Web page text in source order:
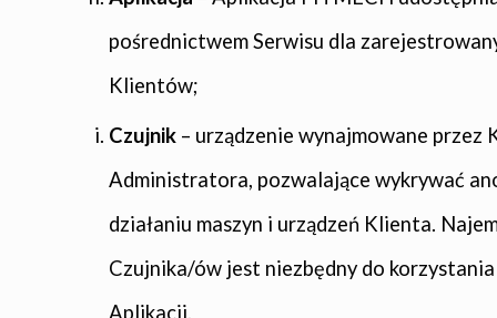
pośrednictwem Serwisu dla
Klientów;
Czujnik– urządzenie wynajmowane przez
Administratora, pozwalające wykrywać
działaniu maszyn i urządzeń Klienta.
Czujnika/ów jest niezbędny do
Aplikacji.